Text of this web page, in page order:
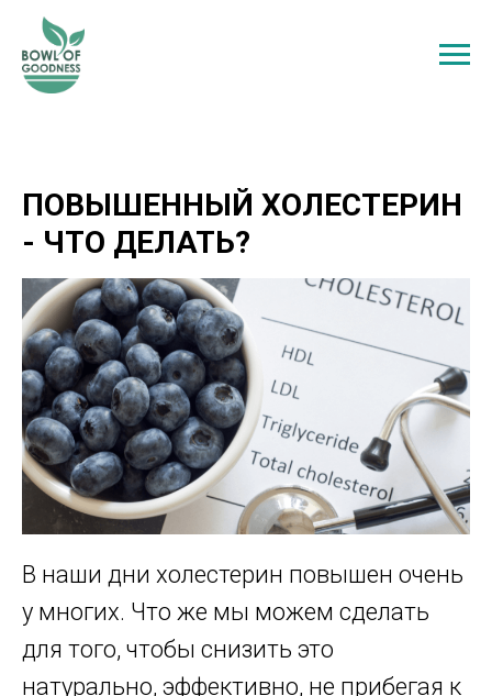
ПОВЫШЕННЫЙ ХОЛЕСТЕРИН
- ЧТО ДЕЛАТЬ?
В наши дни холестерин повышен очень
у многих. Что же мы можем сделать
для того, чтобы снизить это
натурально, эффективно, не прибегая к